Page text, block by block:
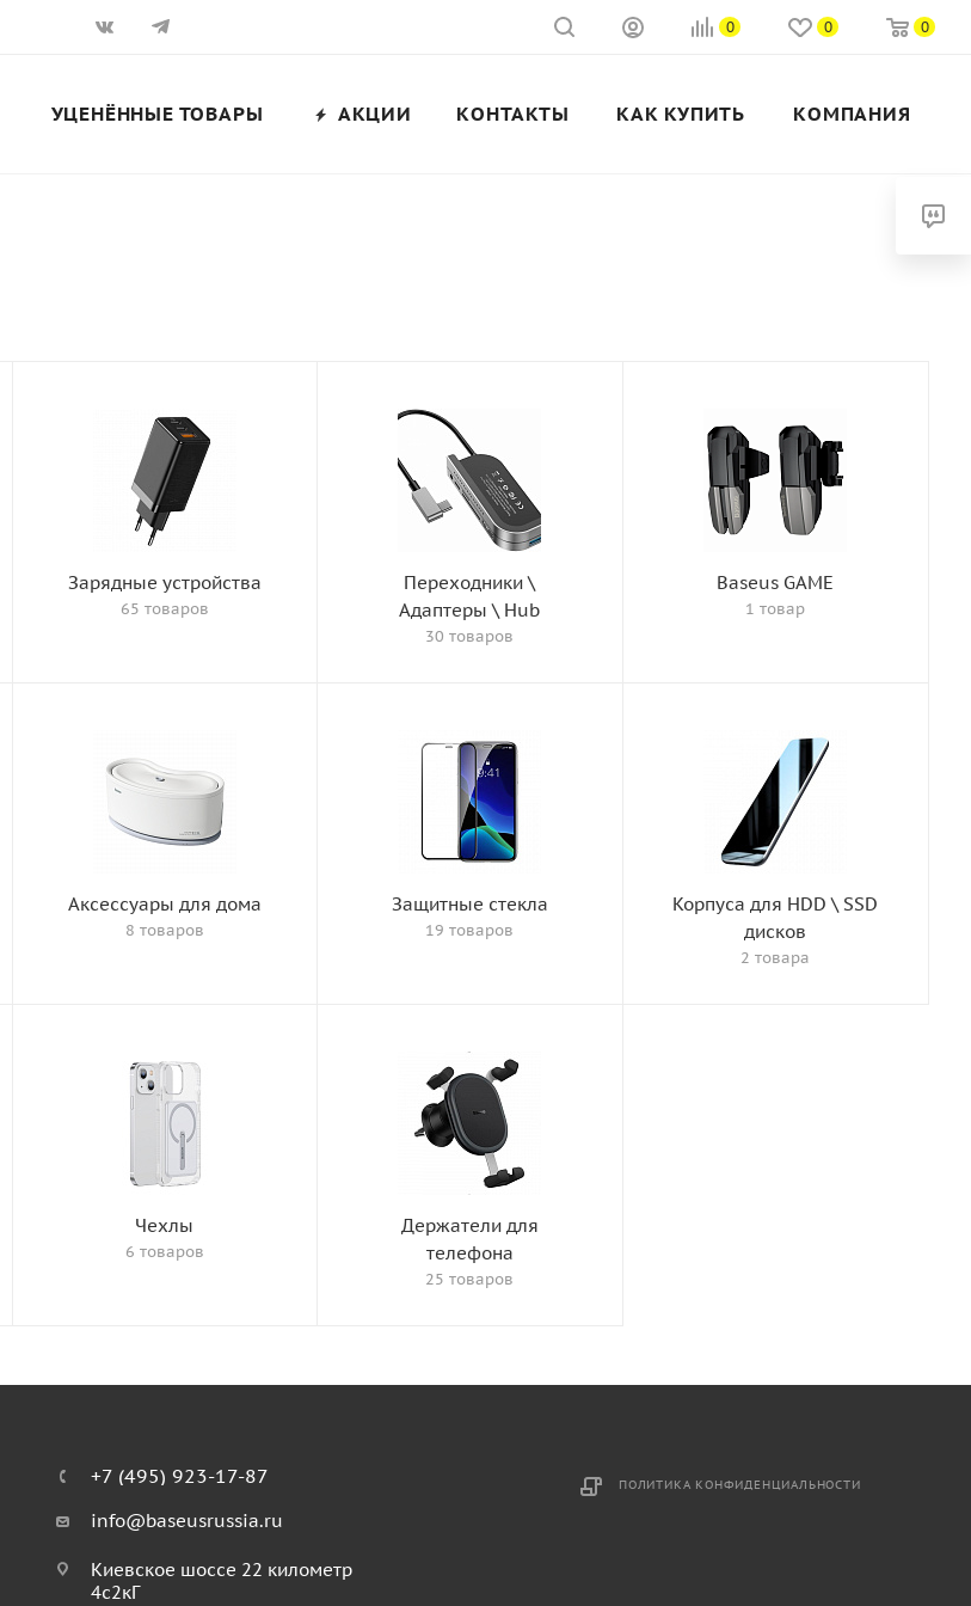
0 0 0
УЦЕНЁННЫЕ ТОВАРЫ АКЦИИ КОНТАКТЫ КАК КУПИТЬ КОМПАНИЯ
Зарядные устройства
65 товаров
Переходники \
Адаптеры \ Hub
30 товаров
Baseus GAME
1 товар
Аксессуары для дома
8 товаров
Защитные стекла
19 товаров
Корпуса для HDD \ SSD
дисков
2 товара
Чехлы
6 товаров
Держатели для
телефона
25 товаров
+7 (495) 923-17-87
info@baseusrussia.ru
Киевское шоссе 22 километр
4с2кГ
ПОЛИТИКА КОНФИДЕНЦИАЛЬНОСТИ